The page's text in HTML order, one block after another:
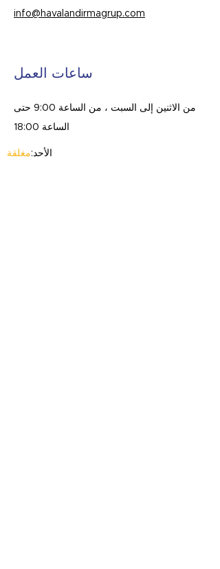
info@havalandirmagrup.com
ساعات العمل
من الاثنين إلى السبت ، من الساعة 9:00 حتى
الساعة 18:00
الأحد:مغلقة